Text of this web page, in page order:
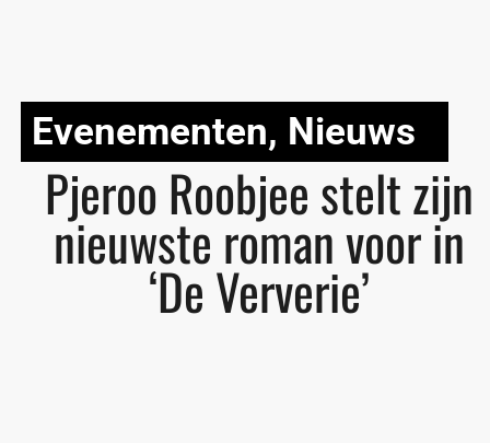
Evenementen, Nieuws
Pjeroo Roobjee stelt zijn
nieuwste roman voor in
‘De Ververie’